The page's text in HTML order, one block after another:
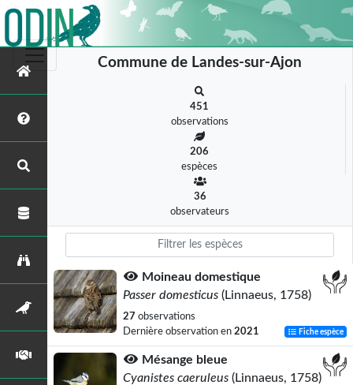
Commune de Landes-sur-Ajon
451
observations
206
espèces
36
observateurs
Moineau domestique
Passer domesticus (Linnaeus, 1758)
27 observations
Dernière observation en 2021 Fiche espèce
Mésange bleue
Cyanistes caeruleus (Linnaeus, 1758)